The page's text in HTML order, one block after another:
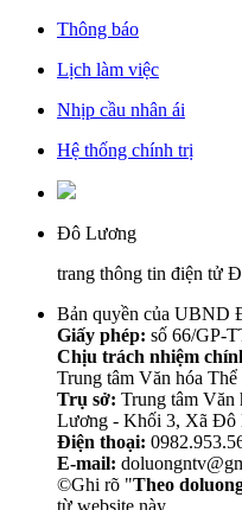
Thông báo
Lịch làm việc
Nhịp cầu nhân ái
Hệ thống chính trị
Đô Lương
trang thông tin điện tử
Bản quyền của UBND
Giấy phép: số 66/GP-
Chịu trách nhiệm
Trung tâm Văn hóa
Trụ sở: Trung tâm Văn
Lương - Khối 3, Xã Đô
Điện thoại:
E-mail:
©Ghi rõ "Theo
từ website này